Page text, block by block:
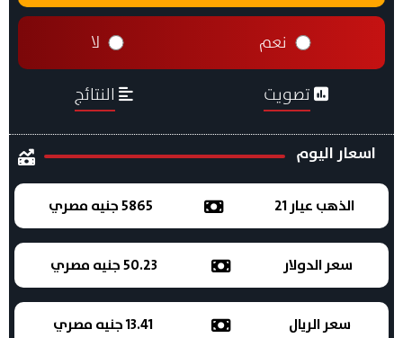
نعم لا
تصويت النتائج
اسعار اليوم
الذهب عيار 21 5865 جنيه مصري
سعر الدولار 50.23 جنيه مصري
سعر الريال 13.41 جنيه مصري